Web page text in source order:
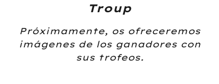
Troup
Próximamente, os ofreceremos
imágenes de los ganadores con
sus trofeos.